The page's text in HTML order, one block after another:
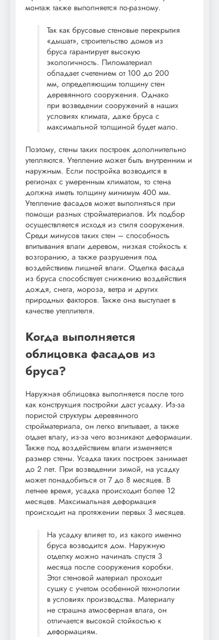
монтаж также выполняется по-разному.
Так как брусовые стеновые перекрытия
«дышат», строительство домов из
бруса гарантирует высокую
экологичность. Пиломатериал
обладает счетением от 100 до 200
мм, определяющим толщину стен
деревянного сооружения. Однако
при возведении сооружений в наших
условиях климата, даже бруса с
максимальной толщиной будет мало.
Поэтому, стены таких построек дополнительно
утепляются. Утепление может быть внутренним и
наружным. Если постройка возводится в
регионах с умеренным климатом, то стена
должна иметь толщину минимум 400 мм.
Утепление фасадов может выполняться при
помощи разных стройматериалов. Их подбор
осуществляется исходя из стиля сооружения.
Среди минусов таких стен – способность
впитывания влаги деревом, низкая стойкость к
возгоранию, а также разрушения под
воздействием лишней влаги. Отделка фасада
из бруса способствует снижению воздействия
дождя, снега, мороза, ветра и других
природных факторов. Также она выступает в
качестве утеплителя.
Когда выполняется
облицовка фасадов из
бруса?
Наружная облицовка выполняется после того
как конструкция постройки даст усадку. Из-за
пористой структуры деревянного
стройматериала, он легко впитывает, а также
отдает влагу, из-за чего возникают деформации.
Также под воздействием влаги изменяется
размер стены. Усадка таких построек занимает
до 2 лет. При возведении зимой, на усадку
может понадобиться от 7 до 8 месяцев. В
летнее время, усадка происходит более 12
месяцев. Максимальная деформация
происходит на протяжении первых 3 месяцев.
На усадку влияет то, из какого именно
бруса возводится дом. Наружную
отделку можно начинать спустя 3
месяца после сооружения коробки.
Этот стеновой материал проходит
сушку с учетом особенной технологии
в условиях производства. Материалу
не страшна атмосферная влага, он
отличается высокой стойкостью к
деформациям.